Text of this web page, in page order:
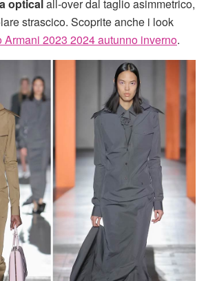
optical all-over dal taglio asimmetrico,
strascico. Scoprite anche i look
Armani 2023 2024 autunno inverno.